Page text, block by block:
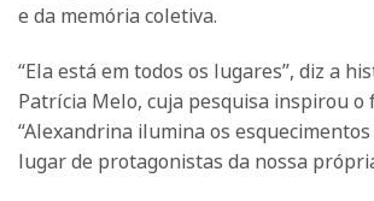
e da memória coletiva.
“Ela está em todos os lugares”, diz a
Patrícia Melo, cuja pesquisa inspirou o
“Alexandrina ilumina os
lugar de protagonistas da nossa